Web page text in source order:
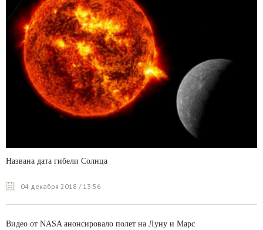
Названа дата гибели Солнца
04 декабря 2018 / 13:56
Видео от NASA анонсировало полет на Луну и Марс